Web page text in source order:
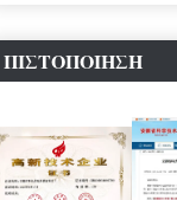
ΠΙΣΤΟΠΟΊΗΣΗ